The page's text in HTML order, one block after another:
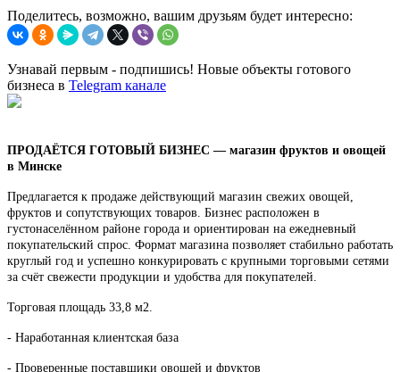
Поделитесь, возможно, вашим друзьям будет интересно:
Узнавай первым - подпишись! Новые объекты готового
бизнеса в Telegram канале
ПРОДАЁТСЯ ГОТОВЫЙ БИЗНЕС — магазин фруктов и овощей
в Минске
Предлагается к продаже действующий магазин свежих овощей,
фруктов и сопутствующих товаров. Бизнес расположен в
густонаселённом районе города и ориентирован на ежедневный
покупательский спрос. Формат магазина позволяет стабильно работать
круглый год и успешно конкурировать с крупными торговыми сетями
за счёт свежести продукции и удобства для покупателей.
Торговая площадь 33,8 м2.
- Наработанная клиентская база
- Проверенные поставщики овощей и фруктов